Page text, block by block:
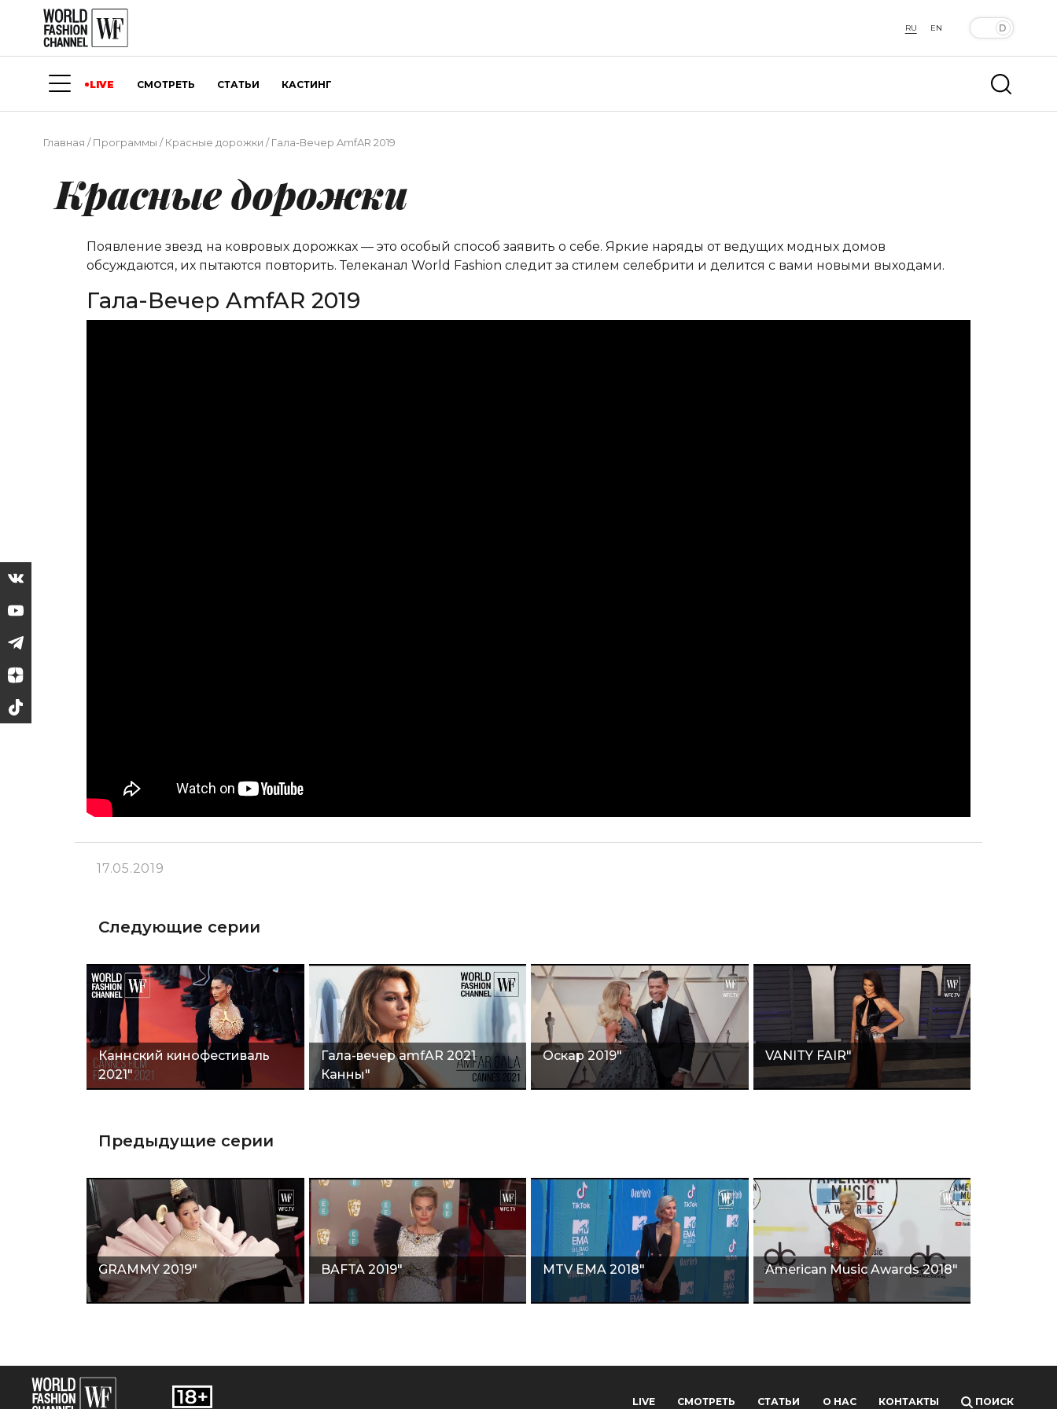
RU EN
LIVE СМОТРЕТЬ СТАТЬИ КАСТИНГ
Главная /Программы /Красные дорожки /Гала-Вечер AmfAR 2019
Красные дорожки
Появление звезд на ковровых дорожках — это особый способ заявить о себе. Яркие наряды от ведущих модных домов
обсуждаются, их пытаются повторить. Телеканал World Fashion следит за стилем селебрити и делится с вами новыми выходами.
Гала-Вечер AmfAR 2019
17.05.2019
Следующие серии
Каннский кинофестиваль
2021"
Гала-вечер amfAR 2021
Канны"
Оскар 2019" VANITY FAIR"
Предыдущие серии
GRAMMY 2019" BAFTA 2019" MTV EMA 2018" American Music Awards 2018"
LIVE СМОТРЕТЬ СТАТЬИ О НАС КОНТАКТЫ ПОИСК